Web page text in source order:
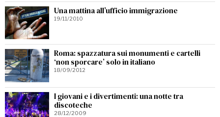
Una mattina all’ufficio immigrazione
19/11/2010
Roma: spazzatura sui monumenti e cartelli
‘non sporcare’ solo in italiano
18/09/2012
I giovani e i divertimenti: una notte tra
discoteche
28/12/2009